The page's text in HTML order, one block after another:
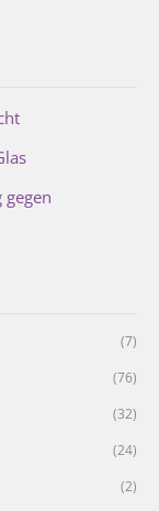
(7)
(76)
(32)
(24)
(2)